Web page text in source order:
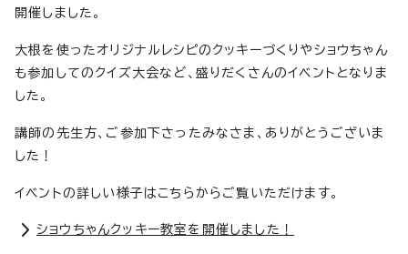
開催しました。
大根を使ったオリジナルレシピのクッキーづくりやショウちゃん
も参加してのクイズ大会など、盛りだくさんのイベントとなりま
した。
講師の先生方、ご参加下さったみなさま、ありがとうございま
した！
イベントの詳しい様子はこちらからご覧いただけます。
ショウちゃんクッキー教室を開催しました！